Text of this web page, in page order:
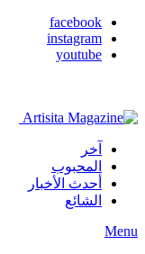
facebook
instagram
youtube
آخر
المحبوب
أحدث الأخبار
الشائع
Menu